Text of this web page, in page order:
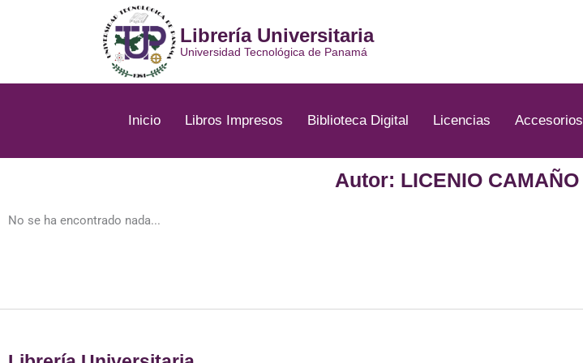
Librería Universitaria
Universidad Tecnológica de Panamá
Inicio Libros Impresos Biblioteca Digital Licencias Accesorios
Autor: LICENIO CAMAÑO
No se ha encontrado nada...